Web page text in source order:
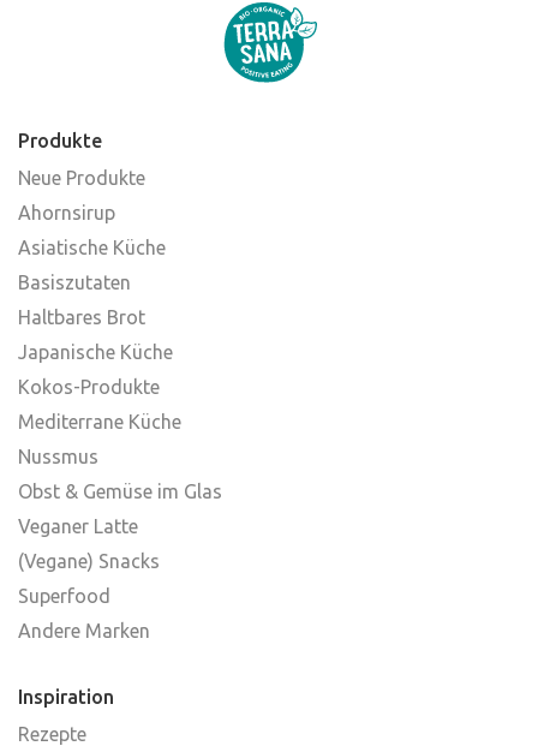
Produkte
Neue Produkte
Ahornsirup
Asiatische Küche
Basiszutaten
Haltbares Brot
Japanische Küche
Kokos-Produkte
Mediterrane Küche
Nussmus
Obst & Gemüse im Glas
Veganer Latte
(Vegane) Snacks
Superfood
Andere Marken
Inspiration
Rezepte